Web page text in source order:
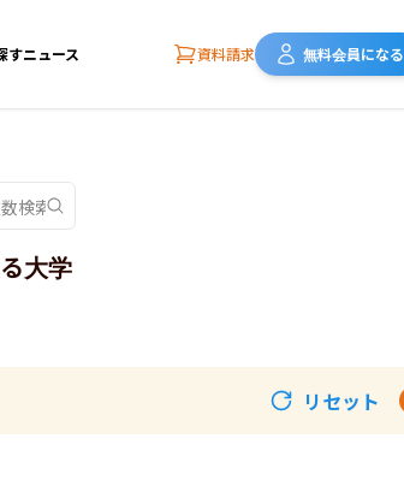
すニュース 資料請求 無料会員になる
大学
リセット